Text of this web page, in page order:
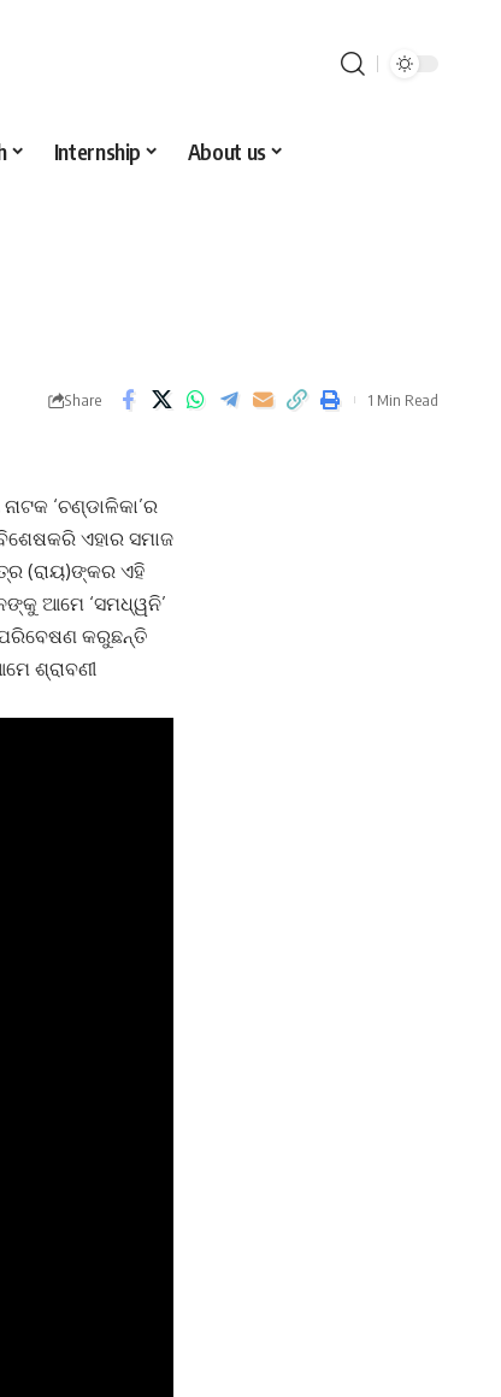
Internship About us
Share 1 Min Read
‘ଚଣ୍ଡାଳିକା’ର
ଏହାର ସମାଜ
(ରାୟ)ଙ୍କର ଏହି
ଆମେ ‘ସମଧ୍ୱନି’
ପରିବେଷଣ କରୁଛନ୍ତି
ଶ୍ରାବଣୀ